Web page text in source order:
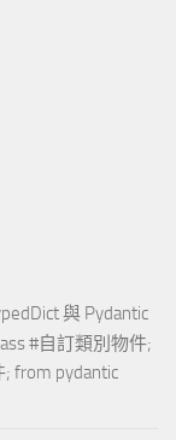
與 Pydantic
#自訂類別物件;
from pydantic